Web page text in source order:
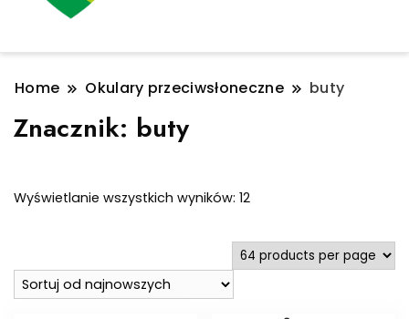
Home Okulary przeciwsłoneczne buty
Znacznik: buty
Wyświetlanie wszystkich wyników: 12Posortowane
najnowszych